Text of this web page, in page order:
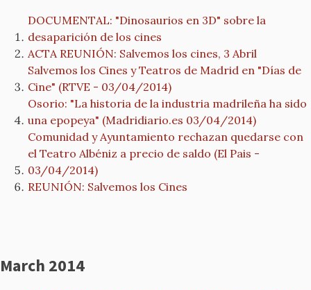
DOCUMENTAL: "Dinosaurios en 3D" sobre la
desaparición de los cines
ACTA REUNIÓN: Salvemos los cines, 3 Abril
Salvemos los Cines y Teatros de Madrid en "Días de
Cine" (RTVE - 03/04/2014)
Osorio: "La historia de la industria madrileña ha sido
una epopeya" (Madridiario.es 03/04/2014)
Comunidad y Ayuntamiento rechazan quedarse con
el Teatro Albéniz a precio de saldo (El Pais -
03/04/2014)
REUNIÓN: Salvemos los Cines
March 2014